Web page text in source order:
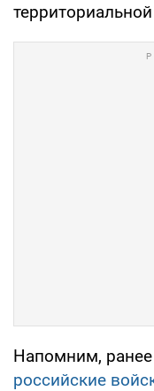
Напомним, ранее
российские